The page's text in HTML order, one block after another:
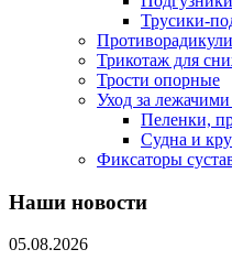
Трусики-
Трикотаж для
Трости опорные
Уход за
Пеленки,
Судна и
Фиксаторы
Наши новости
05.08.2026